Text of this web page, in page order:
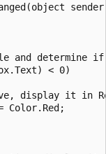
and determine
< 0)
display it in
Color.Red;